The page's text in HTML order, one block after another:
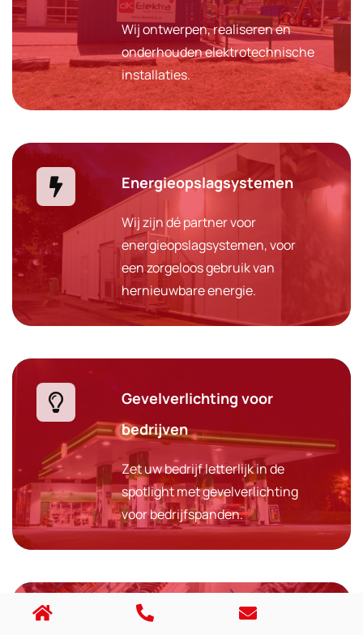
Wij ontwerpen, realiseren en
onderhouden elektrotechnische
installaties.
Energieopslagsystemen
Wij zijn dé partner voor
energieopslagsystemen, voor
een zorgeloos gebruik van
hernieuwbare energie.
Gevelverlichting voor
bedrijven
Zet uw bedrijf letterlijk in de
spotlight met gevelverlichting
voor bedrijfspanden.
Inspecties